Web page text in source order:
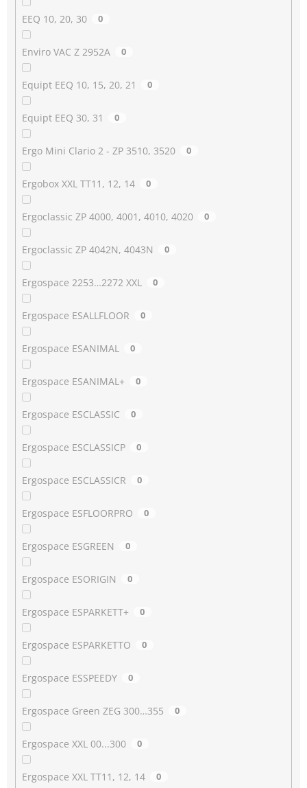
EEQ 10, 20, 30 0
Enviro VAC Z 2952A 0
Equipt EEQ 10, 15, 20, 21 0
Equipt EEQ 30, 31 0
Ergo Mini Clario 2 - ZP 3510, 3520 0
Ergobox XXL TT11, 12, 14 0
Ergoclassic ZP 4000, 4001, 4010, 4020 0
Ergoclassic ZP 4042N, 4043N 0
Ergospace 2253…2272 XXL 0
Ergospace ESALLFLOOR 0
Ergospace ESANIMAL 0
Ergospace ESANIMAL+ 0
Ergospace ESCLASSIC 0
Ergospace ESCLASSICP 0
Ergospace ESCLASSICR 0
Ergospace ESFLOORPRO 0
Ergospace ESGREEN 0
Ergospace ESORIGIN 0
Ergospace ESPARKETT+ 0
Ergospace ESPARKETTO 0
Ergospace ESSPEEDY 0
Ergospace Green ZEG 300…355 0
Ergospace XXL 00...300 0
Ergospace XXL TT11, 12, 14 0